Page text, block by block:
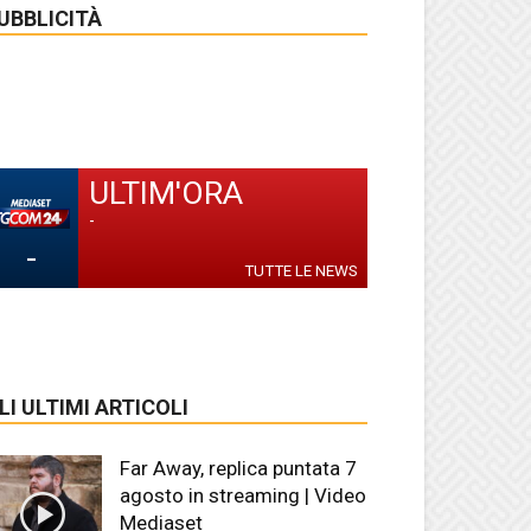
-
ULTIM'ORA
-
TUTTE LE NEWS
ULTIMI ARTICOLI
Far Away, replica puntata 7
agosto in streaming | Video
Mediaset